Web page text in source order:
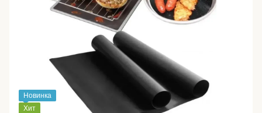
Новинка
Хит